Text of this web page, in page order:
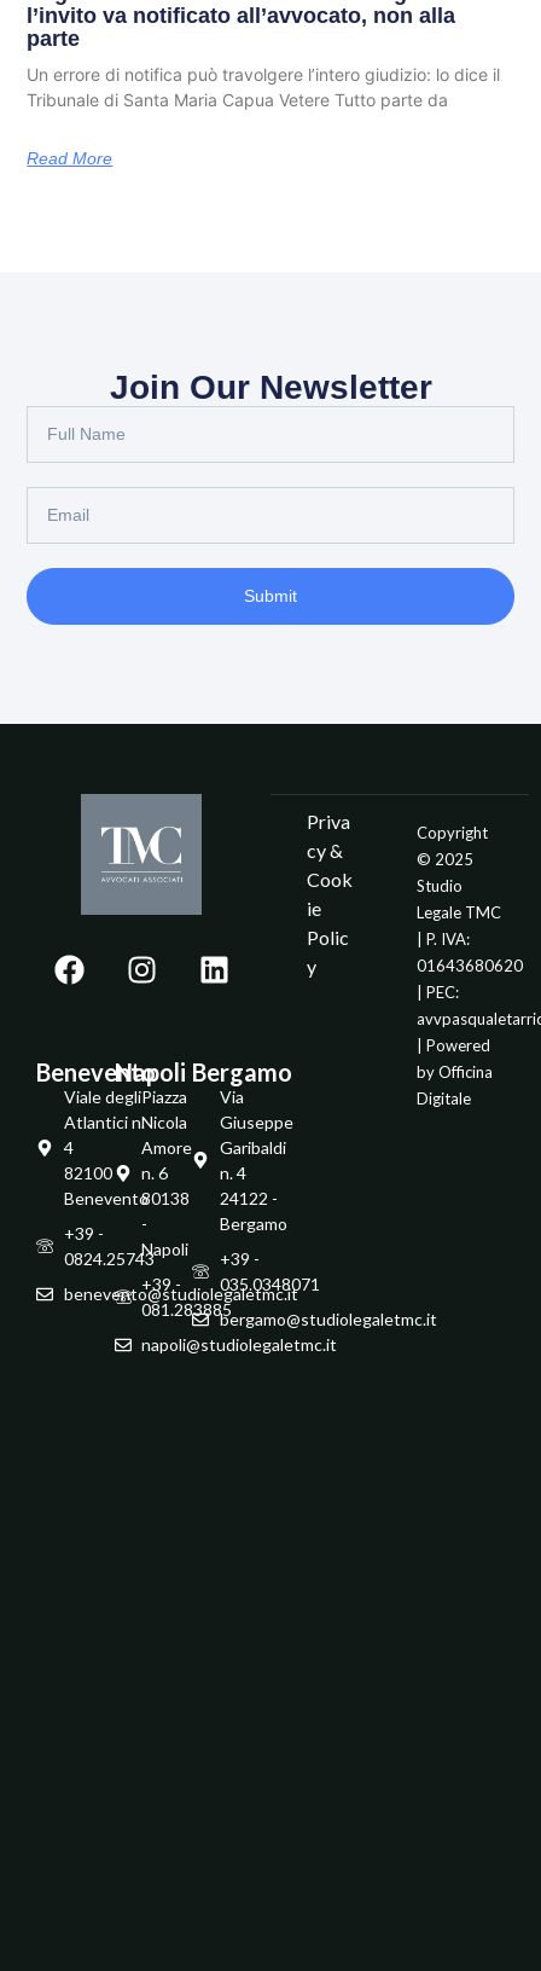
l’invito va notificato all’avvocato, non alla
parte
Un errore di notifica può travolgere l’intero giudizio: lo dice il
Tribunale di Santa Maria Capua Vetere Tutto parte da
Read More
Join Our Newsletter
Submit
Benevento
Viale degli
Atlantici n.
4
82100 -
Benevento
+39 -
0824.25743
benevento@studiolegaletmc.it
Napoli
Piazza
Nicola
Amore
n. 6
80138
-
Napoli
+39 -
081.283885
napoli@studiolegaletmc.it
Bergamo
Via
Giuseppe
Garibaldi
n. 4
24122 -
Bergamo
+39 -
035.0348071
bergamo@studiolegaletmc.it
Priva
cy &
Cook
ie
Polic
y
Copyright
© 2025
Studio
Legale TMC
| P. IVA:
01643680620
| PEC:
| Powered
byOfficina
Digitale